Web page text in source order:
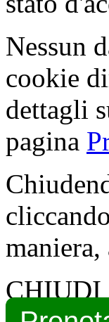
Nessun
cookie
dettagli
pagina
CHIUDI